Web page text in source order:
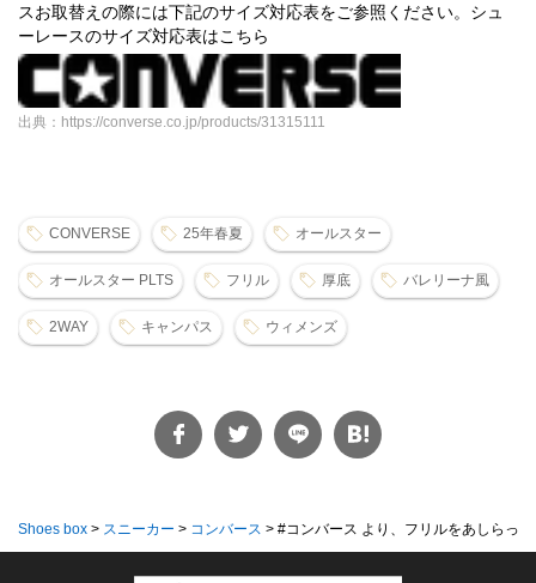
スお取替えの際には下記のサイズ対応表をご参照ください。シュ
ーレースのサイズ対応表はこちら
出典：https://converse.co.jp/products/31315111
CONVERSE 25年春夏 オールスター
オールスター PLTS フリル 厚底 バレリーナ風
2WAY キャンパス ウィメンズ
Shoes box > スニーカー > コンバース > #コンバース より、フリルをあしらっ